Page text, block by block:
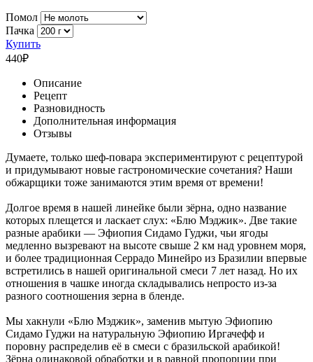
Помол
Пачка
Купить
440₽
Описание
Рецепт
Разновидность
Дополнительная информация
Отзывы
Думаете, только шеф-повара экспериментируют с рецептурой
и придумывают новые гастрономические сочетания? Наши
обжарщики тоже занимаются этим время от времени!
Долгое время в нашей линейке были зёрна, одно название
которых плещется и ласкает слух: «Блю Мэджик». Две такие
разные арабики — Эфиопия Сидамо Гуджи, чьи ягоды
медленно вызревают на высоте свыше 2 км над уровнем моря,
и более традиционная Серрадо Минейро из Бразилии впервые
встретились в нашей оригинальной смеси 7 лет назад. Но их
отношения в чашке иногда складывались непросто из-за
разного соотношения зерна в бленде.
Мы хакнули «Блю Мэджик», заменив мытую Эфиопию
Сидамо Гуджи на натуральную Эфиопию Иргачефф и
поровну распределив её в смеси с бразильской арабикой!
Зёрна одинаковой обработки и в равной пропорции при